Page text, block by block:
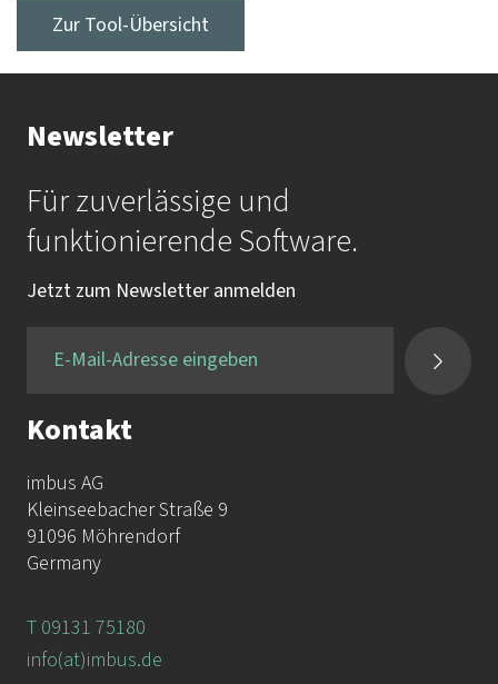
Zur Tool-Übersicht
Newsletter
Für zuverlässige und
funktionierende Software.
Jetzt zum Newsletter anmelden
Kontakt
imbus AG
Kleinseebacher Straße 9
91096 Möhrendorf
Germany
T 09131 75180
info(at)imbus.de